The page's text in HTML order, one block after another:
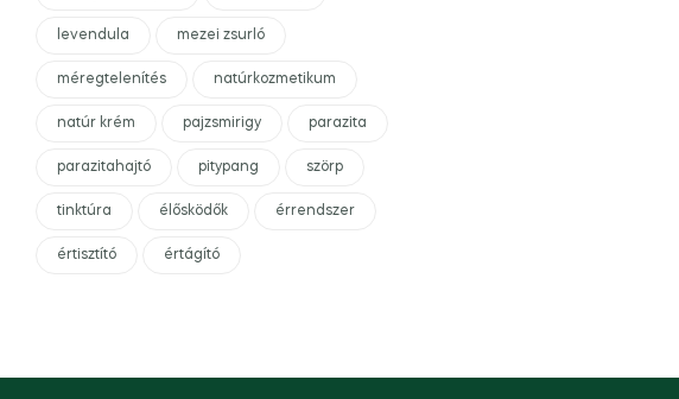
levendula mezei zsurló
méregtelenítés natúrkozmetikum
natúr krém pajzsmirigy parazita
parazitahajtó pitypang szörp
tinktúra élősködők érrendszer
értisztító értágító